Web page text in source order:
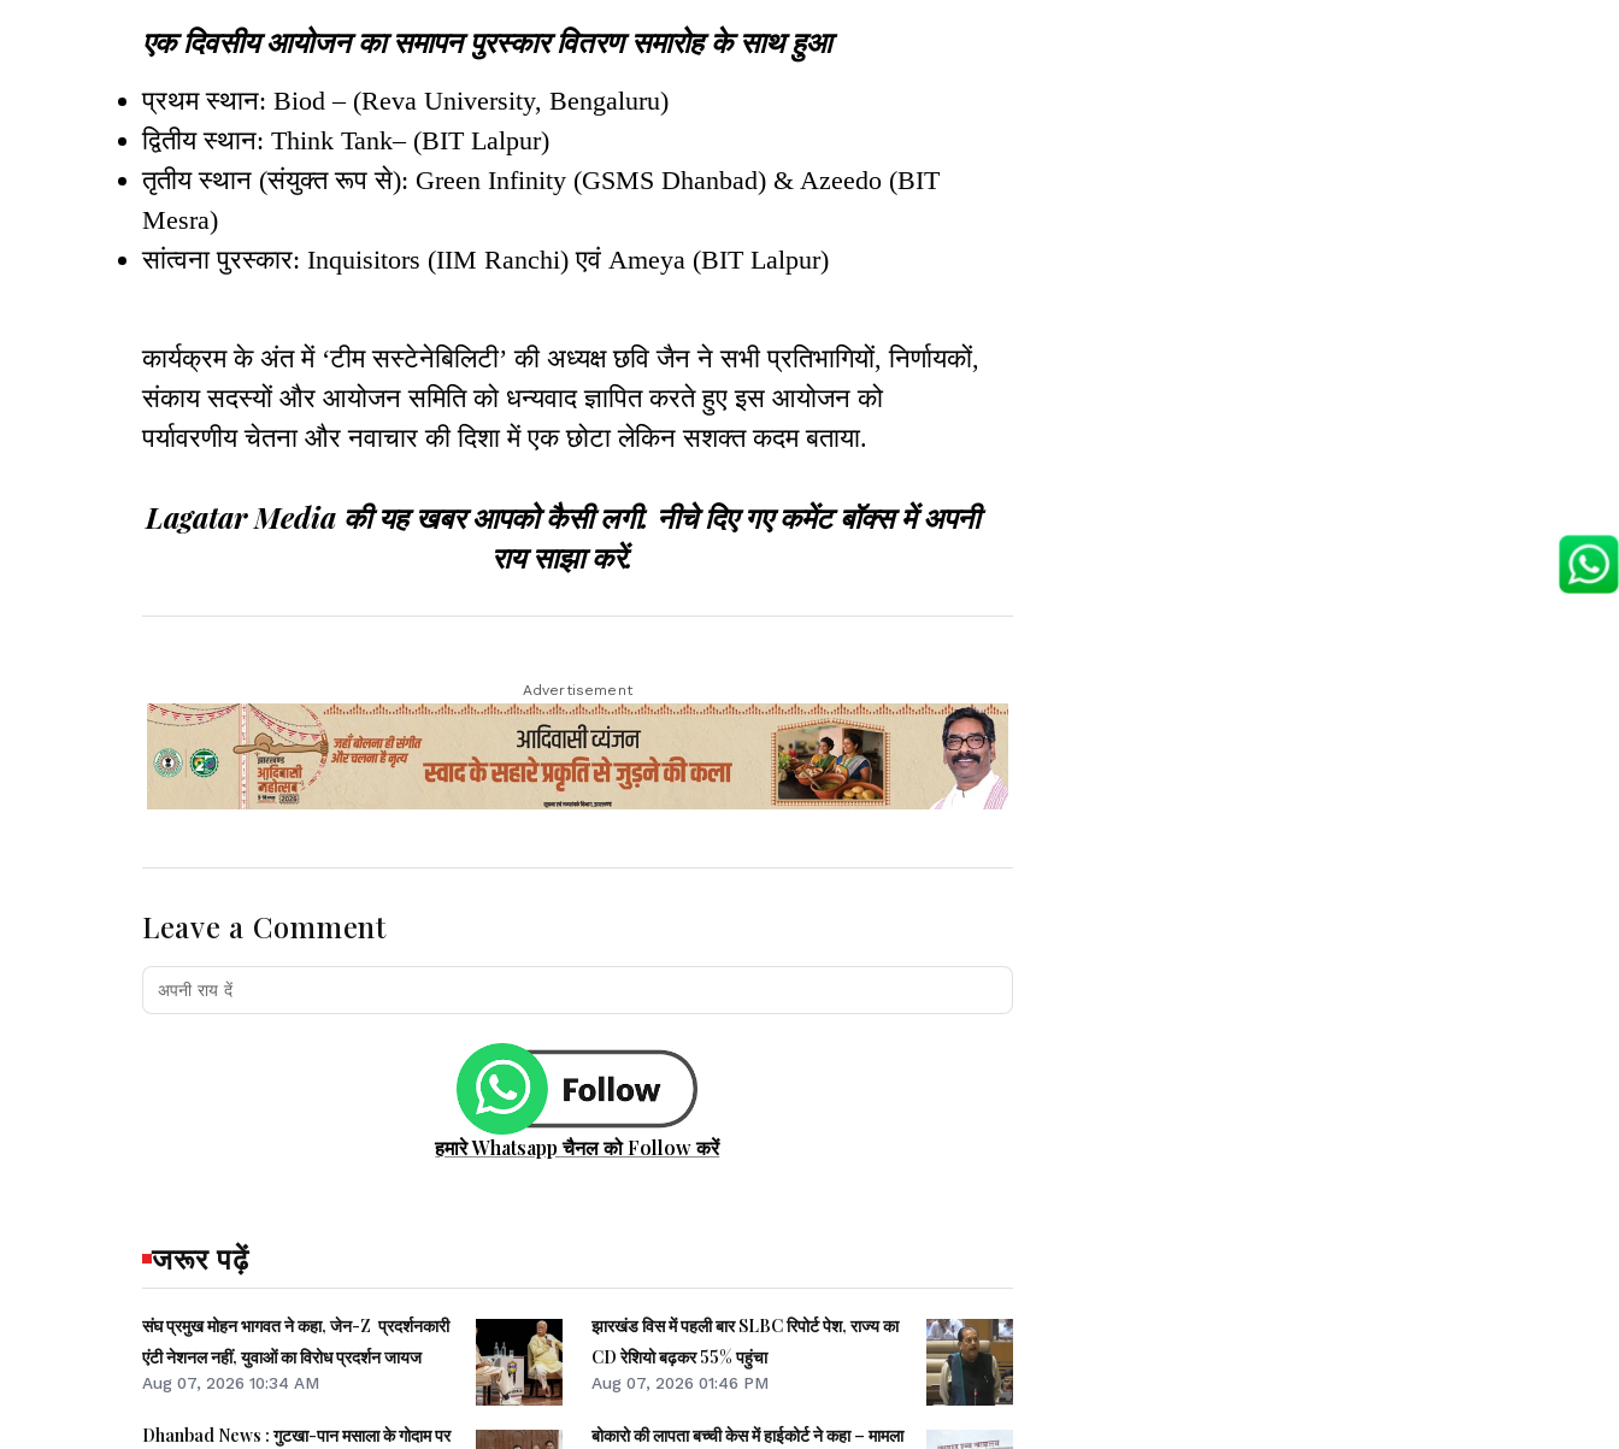
एक दिवसीय आयोजन का समापन पुरस्कार वितरण समारोह के साथ हुआ
प्रथम स्थान: Biod – (Reva University, Bengaluru)
द्वितीय स्थान: Think Tank– (BIT Lalpur)
तृतीय स्थान (संयुक्त रूप से): Green Infinity (GSMS Dhanbad) & Azeedo (BIT
Mesra)
सांत्वना पुरस्कार: Inquisitors (IIM Ranchi) एवं Ameya (BIT Lalpur)
कार्यक्रम के अंत में ‘टीम सस्टेनेबिलिटी’ की अध्यक्ष छवि जैन ने सभी प्रतिभागियों, निर्णायकों,
संकाय सदस्यों और आयोजन समिति को धन्यवाद ज्ञापित करते हुए इस आयोजन को
पर्यावरणीय चेतना और नवाचार की दिशा में एक छोटा लेकिन सशक्त कदम बताया.
Lagatar Media की यह खबर आपको कैसी लगी. नीचे दिए गए कमेंट बॉक्स में अपनी
राय साझा करें.
Advertisement
Leave a Comment
हमारे Whatsapp चैनल को Follow करें
जरूर पढ़ें
संघ प्रमुख मोहन भागवत ने कहा, जेन-Z प्रदर्शनकारी
एंटी नेशनल नहीं, युवाओं का विरोध प्रदर्शन जायज
Aug 07, 2026 10:34 AM
Dhanbad News : गुटखा-पान मसाला के गोदाम पर
झारखंड विस में पहली बार SLBC रिपोर्ट पेश, राज्य का
CD रेशियो बढ़कर 55% पहुंचा
Aug 07, 2026 01:46 PM
बोकारो की लापता बच्ची केस में हाईकोर्ट ने कहा – मामला